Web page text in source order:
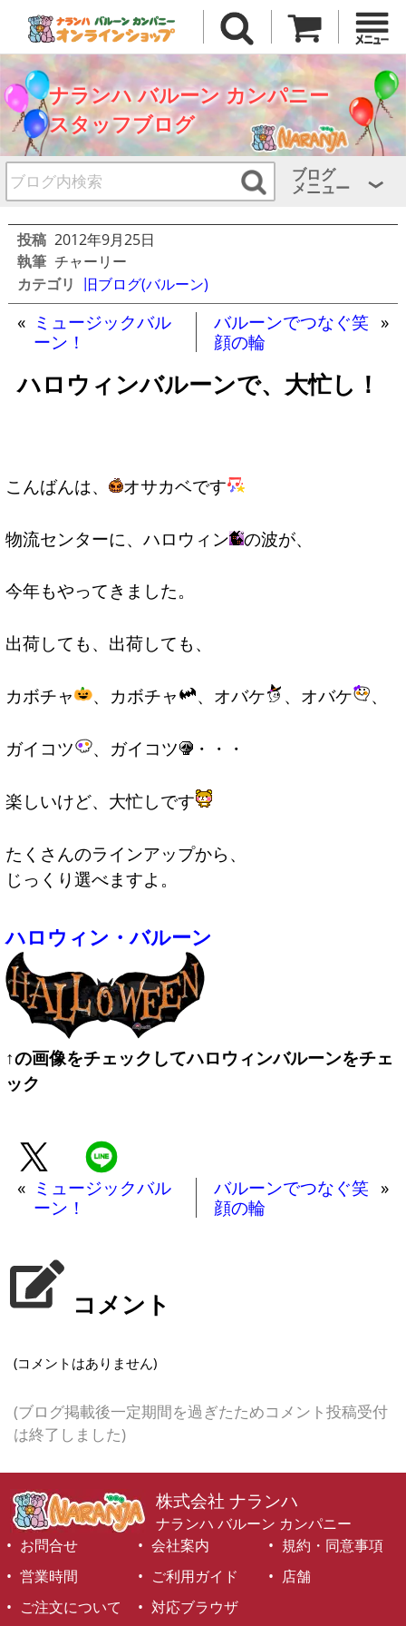
ナランハ バルーン カンパニー
スタッフブログ
ブログ
メニュー
投稿 2012年9月25日
執筆 チャーリー
カテゴリ 旧ブログ(バルーン)
« ミュージックバル
ーン！
バルーンでつなぐ笑
顔の輪
»
ハロウィンバルーンで、大忙し！
こんばんは、 オサカベです
物流センターに、ハロウィン の波が、
今年もやってきました。
出荷しても、出荷しても、
カボチャ 、カボチャ 、オバケ 、オバケ 、
ガイコツ 、ガイコツ ・・・
楽しいけど、大忙しです
たくさんのラインアップから、
じっくり選べますよ。
ハロウィン・バルーン
↑の画像をチェックしてハロウィンバルーンをチェ
ック
« ミュージックバル
ーン！
バルーンでつなぐ笑
顔の輪
»
コメント
(コメントはありません)
(ブログ掲載後一定期間を過ぎたためコメント投稿受付
は終了しました)
株式会社 ナランハ
ナランハ バルーン カンパニー
お問合せ
会社案内
規約・同意事項
営業時間
ご利用ガイド
店舗
ご注文について
対応ブラウザ